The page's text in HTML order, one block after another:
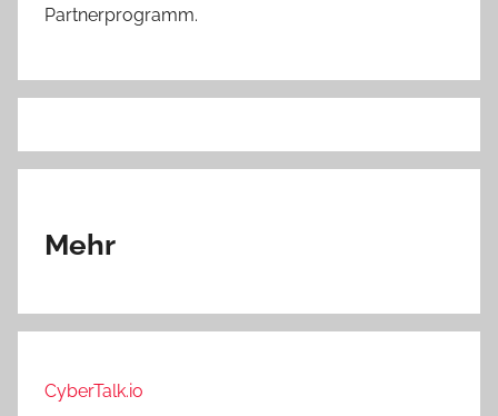
Partnerprogramm.
Mehr
CyberTalk.io